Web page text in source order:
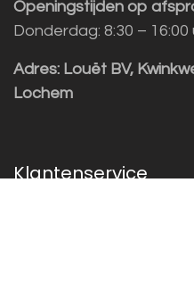
Openingstijden op
Donderdag: 8:30 – 16:00
Adres: Louët BV,
Lochem
Klantenservice